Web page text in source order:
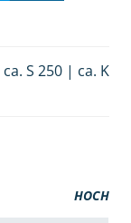
ca. S 250 | ca. K
HOCH